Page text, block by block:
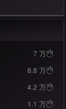
7 万
8.8 万
4.2 万
1.1 万